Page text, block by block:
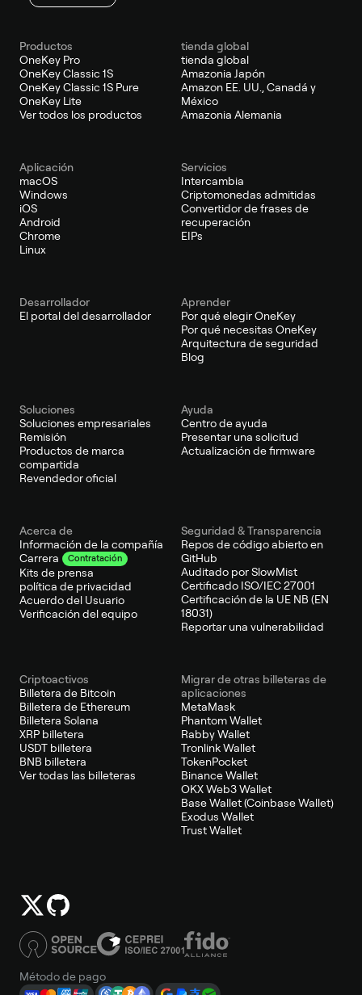
Productos
OneKey Pro
OneKey Classic 1S
OneKey Classic 1S Pure
OneKey Lite
Ver todos los productos
tienda global
tienda global
Amazonia Japón
Amazon EE. UU., Canadá y
México
Amazonia Alemania
Aplicación
macOS
Windows
iOS
Android
Chrome
Linux
Servicios
Intercambia
Criptomonedas admitidas
Convertidor de frases de
recuperación
EIPs
Desarrollador
El portal del desarrollador
Aprender
Por qué elegir OneKey
Por qué necesitas OneKey
Arquitectura de seguridad
Blog
Soluciones
Soluciones empresariales
Remisión
Productos de marca
compartida
Revendedor oficial
Ayuda
Centro de ayuda
Presentar una solicitud
Actualización de firmware
Acerca de
Información de la compañía
Carrera
Contratación
Kits de prensa
política de privacidad
Acuerdo del Usuario
Verificación del equipo
Seguridad & Transparencia
Repos de código abierto en
GitHub
Auditado por SlowMist
Certificado ISO/IEC 27001
Certificación de la UE NB (EN
18031)
Reportar una vulnerabilidad
Criptoactivos
Billetera de Bitcoin
Billetera de Ethereum
Billetera Solana
XRP billetera
USDT billetera
BNB billetera
Ver todas las billeteras
Migrar de otras billeteras de
aplicaciones
MetaMask
Phantom Wallet
Rabby Wallet
Tronlink Wallet
TokenPocket
Binance Wallet
OKX Web3 Wallet
Base Wallet (Coinbase Wallet)
Exodus Wallet
Trust Wallet
Método de pago